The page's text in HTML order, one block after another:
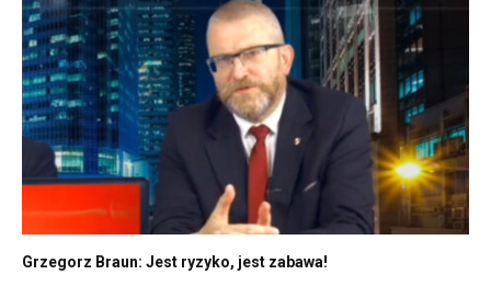
Grzegorz Braun: Jest ryzyko, jest zabawa!